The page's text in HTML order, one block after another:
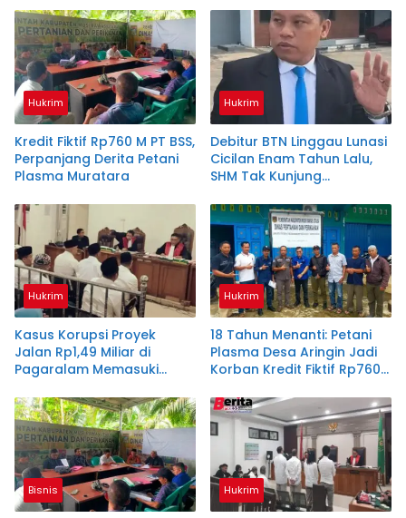
Hukrim
Kredit Fiktif Rp760 M PT BSS,
Perpanjang Derita Petani
Plasma Muratara
Hukrim
Debitur BTN Linggau Lunasi
Cicilan Enam Tahun Lalu,
SHM Tak Kunjung
Hukrim
Kasus Korupsi Proyek
Jalan Rp1,49 Miliar di
Pagaralam Memasuki
Terdakwa Dituntut 2,5
Tahun Penjara
Hukrim
18 Tahun Menanti: Petani
Plasma Desa Aringin Jadi
Korban Kredit Fiktif Rp760
Bisnis Hukrim